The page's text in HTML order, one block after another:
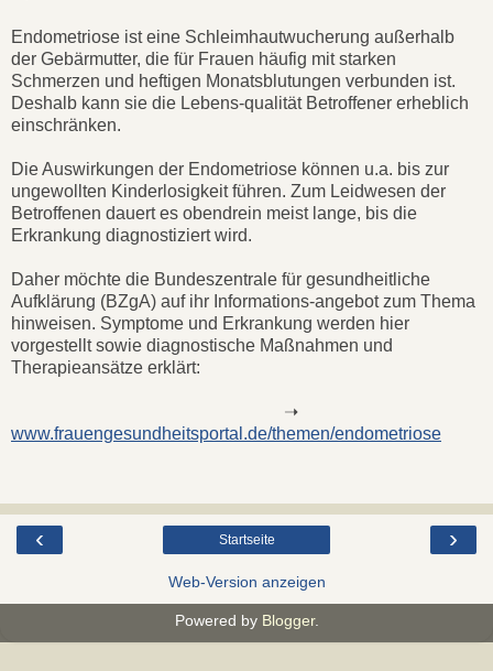
Endometriose ist eine Schleimhautwucherung außerhalb
der Gebärmutter, die für Frauen häufig mit starken
Schmerzen und heftigen Monatsblutungen verbunden ist.
Deshalb kann sie die Lebens-qualität Betroffener erheblich
einschränken.
Die Auswirkungen der Endometriose können u.a. bis zur
ungewollten Kinder­losigkeit führen. Zum Leidwesen der
Betroffenen dauert es obendrein meist lange, bis die
Erkrankung diagnostiziert wird.
Daher möchte die Bundeszentrale für gesundheitliche
Aufklärung (BZgA) auf ihr Informations-angebot zum Thema
hinweisen. Symptome und Erkrankung werden hier
vorgestellt sowie diagnostische Maßnahmen und
Therapieansätze erklärt:
➝
www.frauengesundheitsportal.de/themen/endometriose
‹ ›
Startseite
Web-Version anzeigen
Powered by Blogger.